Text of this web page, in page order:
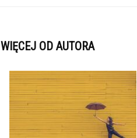
WIĘCEJ OD AUTORA